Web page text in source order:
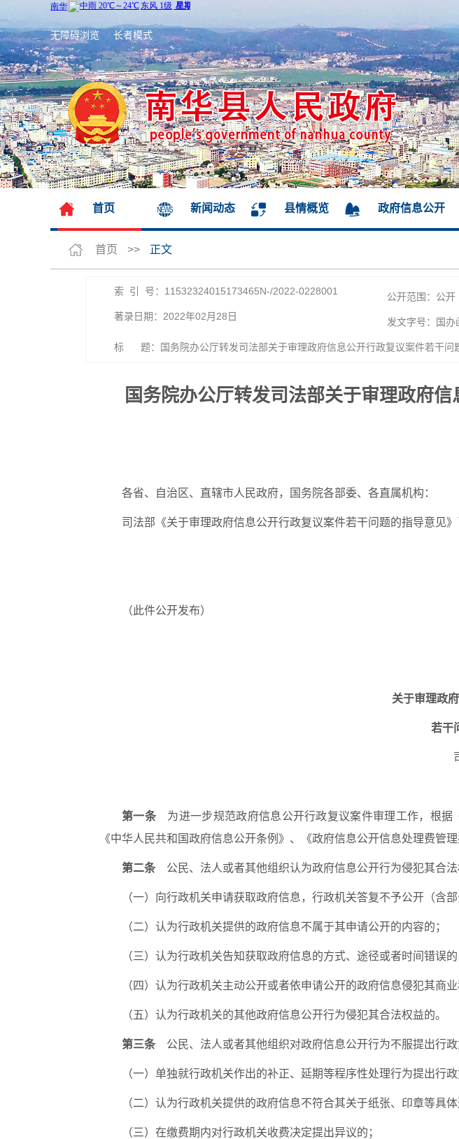
无障碍浏览 长者模式
首页 新闻动态 县情概览 政府信息公开
首页 >> 正文
索 引 号：11532324015173465N-/2022-0228001 公开范围：公开
著录日期：2022年02月28日
发文字号：国
标 题：国务院办公厅转发司法部关于审理政府信息公开行政复议案件若干问
国务院办公厅转发司法部关于审理政府
各省、自治区、直辖市人民政府，国务院各部委、各直属机构：
司法部《关于审理政府信息公开行政复议案件若干问题的指导意见
（此件公开发布）
关于审理政
若干
第一条为进一步规范政府信息公开行政复议案件审理工作，根据
《中华人民共和国政府信息公开条例》、《政府信息公开信息处理费管
第二条 公民、法人或者其他组织认为政府信息公开行为侵犯其合
（一）向行政机关申请获取政府信息，行政机关答复不予公开（含
（二）认为行政机关提供的政府信息不属于其申请公开的内容的；
（三）认为行政机关告知获取政府信息的方式、途径或者时间错误的
（四）认为行政机关主动公开或者依申请公开的政府信息侵犯其商业
（五）认为行政机关的其他政府信息公开行为侵犯其合法权益的。
第三条 公民、法人或者其他组织对政府信息公开行为不服提出行
（一）单独就行政机关作出的补正、延期等程序性处理行为提出行政
（二）认为行政机关提供的政府信息不符合其关于纸张、印章等具
（三）在缴费期内对行政机关收费决定提出异议的；